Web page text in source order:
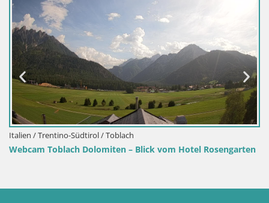
Italien / Trentino-Südtirol / Toblach
Webcam Toblach Dolomiten – Blick vom Hotel Rosengarten